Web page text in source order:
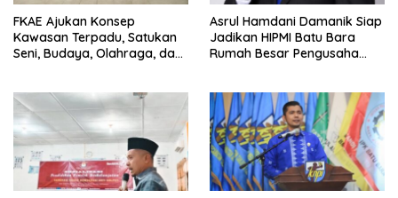
FKAE Ajukan Konsep
Kawasan Terpadu, Satukan
Seni, Budaya, Olahraga, dan
Asrul Hamdani Damanik Siap
Jadikan HIPMI Batu Bara
Rumah Besar Pengusaha